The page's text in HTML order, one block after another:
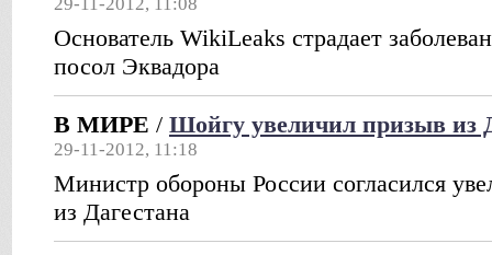
Основатель WikiLeaks страдает
посол Эквадора
В МИРЕ / Шойгу увеличил призыв из
29-11-2012, 11:18
Министр обороны России согласился
из Дагестана